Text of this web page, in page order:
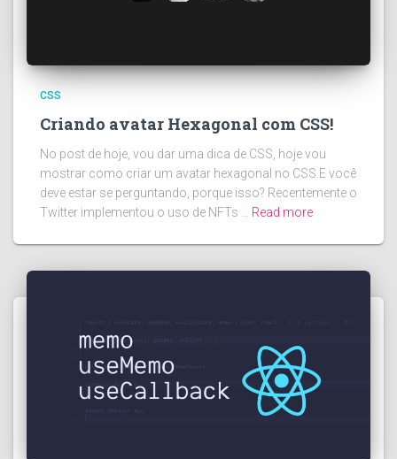
CSS
Criando avatar Hexagonal com CSS!
No post de hoje, vou dar uma dica de CSS, hoje vou
mostrar como criar um avatar hexagonal no CSS.E você
deve estar se perguntando, porque isso? Recentemente o
Twitter implementou o uso de NFTs … Read more